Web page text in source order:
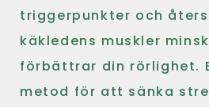
triggerpunkter och
käkledens muskler
förbättrar din rörlighet.
metod för att sänka